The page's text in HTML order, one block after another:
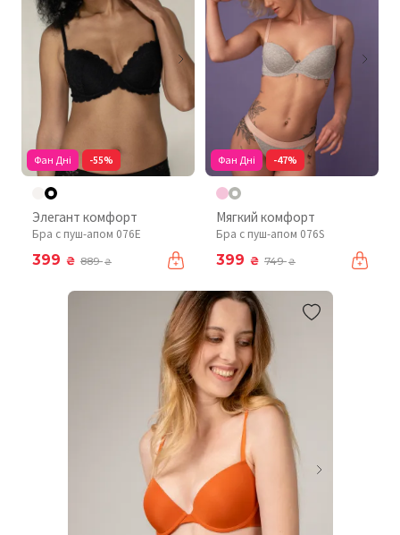
Фан Дні -55%
Элегант комфорт
Бра с пуш-апом 076Е
399 ₴ 889₴
Фан Дні -47%
Мягкий комфорт
Бра с пуш-апом 076S
399 ₴ 749₴